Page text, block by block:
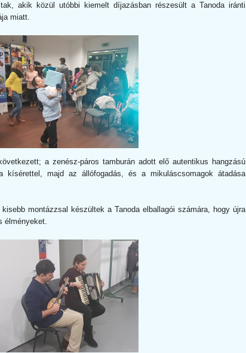
akik közül utóbbi kiemelt díjazásban részesült a Tanoda iránti
miatt.
a zenész-páros tamburán adott elő autentikus hangzású
kísérettel, majd az állófogadás, és a mikuláscsomagok átadása
montázzsal készültek a Tanoda elballagói számára, hogy újra
élményeket.